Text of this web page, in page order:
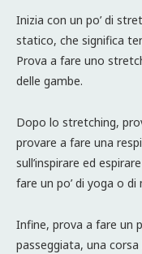
Inizia con un po’ di
statico, che significa
Prova a fare uno
delle gambe.
Dopo lo stretching,
provare a fare una
sull’inspirare ed
fare un po’ di yoga o di
Infine, prova a fare un
passeggiata, una